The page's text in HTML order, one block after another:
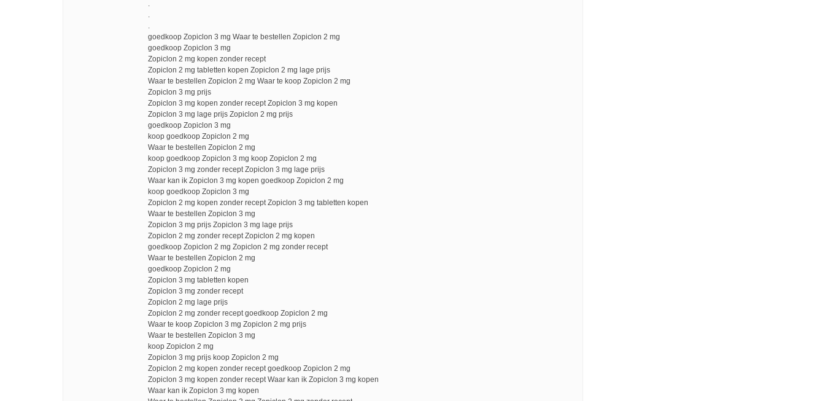
.
.
.
goedkoop Zopiclon 3 mg Waar te bestellen Zopiclon 2 mg
goedkoop Zopiclon 3 mg
Zopiclon 2 mg kopen zonder recept
Zopiclon 2 mg tabletten kopen Zopiclon 2 mg lage prijs
Waar te bestellen Zopiclon 2 mg Waar te koop Zopiclon 2 mg
Zopiclon 3 mg prijs
Zopiclon 3 mg kopen zonder recept Zopiclon 3 mg kopen
Zopiclon 3 mg lage prijs Zopiclon 2 mg prijs
goedkoop Zopiclon 3 mg
koop goedkoop Zopiclon 2 mg
Waar te bestellen Zopiclon 2 mg
koop goedkoop Zopiclon 3 mg koop Zopiclon 2 mg
Zopiclon 3 mg zonder recept Zopiclon 3 mg lage prijs
Waar kan ik Zopiclon 3 mg kopen goedkoop Zopiclon 2 mg
koop goedkoop Zopiclon 3 mg
Zopiclon 2 mg kopen zonder recept Zopiclon 3 mg tabletten kopen
Waar te bestellen Zopiclon 3 mg
Zopiclon 3 mg prijs Zopiclon 3 mg lage prijs
Zopiclon 2 mg zonder recept Zopiclon 2 mg kopen
goedkoop Zopiclon 2 mg Zopiclon 2 mg zonder recept
Waar te bestellen Zopiclon 2 mg
goedkoop Zopiclon 2 mg
Zopiclon 3 mg tabletten kopen
Zopiclon 3 mg zonder recept
Zopiclon 2 mg lage prijs
Zopiclon 2 mg zonder recept goedkoop Zopiclon 2 mg
Waar te koop Zopiclon 3 mg Zopiclon 2 mg prijs
Waar te bestellen Zopiclon 3 mg
koop Zopiclon 2 mg
Zopiclon 3 mg prijs koop Zopiclon 2 mg
Zopiclon 2 mg kopen zonder recept goedkoop Zopiclon 2 mg
Zopiclon 3 mg kopen zonder recept Waar kan ik Zopiclon 3 mg kopen
Waar kan ik Zopiclon 3 mg kopen